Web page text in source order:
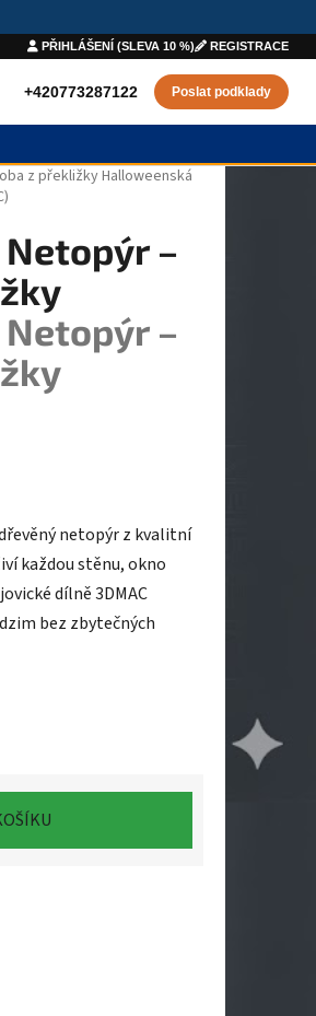
PŘIHLÁŠENÍ (SLEVA 10 %) REGISTRACE
+420773287122 Poslat podklady
z překližkyHalloweenská
–
–
netopýr z kvalitní
každou stěnu, okno
dílně 3DMAC
bez zbytečných